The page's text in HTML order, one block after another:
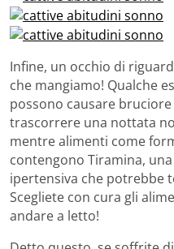
Infine, un occhio di
che mangiamo! Qualche
possono causare
trascorrere una nottata
mentre alimenti come
contengono Tiramina,
ipertensiva che potrebbe
Scegliete con cura gli
andare a letto!